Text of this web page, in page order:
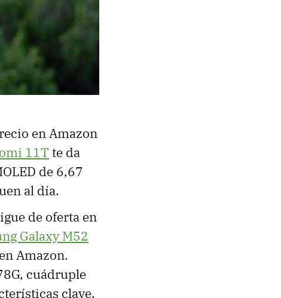
en Amazon
11T te da
de 6,67
al día.
de oferta en
Galaxy M52
Amazon.
cuádruple
clave.